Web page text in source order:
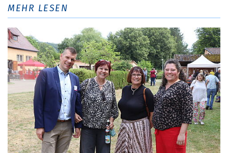
MEHR LESEN